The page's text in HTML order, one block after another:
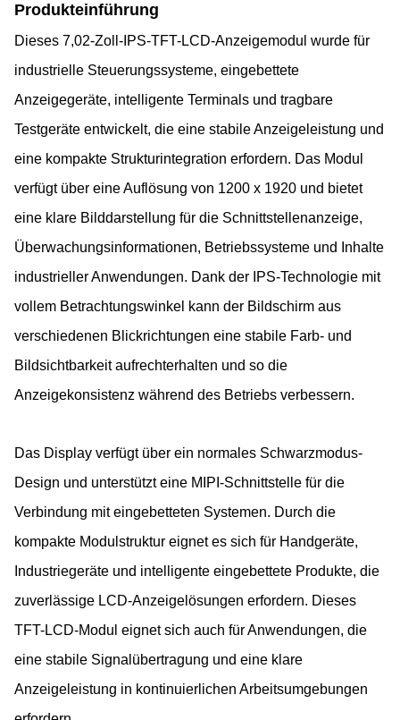
Produkteinführung
Dieses 7,02-Zoll-IPS-TFT-LCD-Anzeigemodul wurde für
industrielle Steuerungssysteme, eingebettete
Anzeigegeräte, intelligente Terminals und tragbare
Testgeräte entwickelt, die eine stabile Anzeigeleistung und
eine kompakte Strukturintegration erfordern. Das Modul
verfügt über eine Auflösung von 1200 x 1920 und bietet
eine klare Bilddarstellung für die Schnittstellenanzeige,
Überwachungsinformationen, Betriebssysteme und Inhalte
industrieller Anwendungen. Dank der IPS-Technologie mit
vollem Betrachtungswinkel kann der Bildschirm aus
verschiedenen Blickrichtungen eine stabile Farb- und
Bildsichtbarkeit aufrechterhalten und so die
Anzeigekonsistenz während des Betriebs verbessern.
Das Display verfügt über ein normales Schwarzmodus-
Design und unterstützt eine MIPI-Schnittstelle für die
Verbindung mit eingebetteten Systemen. Durch die
kompakte Modulstruktur eignet es sich für Handgeräte,
Industriegeräte und intelligente eingebettete Produkte, die
zuverlässige LCD-Anzeigelösungen erfordern. Dieses
TFT-LCD-Modul eignet sich auch für Anwendungen, die
eine stabile Signalübertragung und eine klare
Anzeigeleistung in kontinuierlichen Arbeitsumgebungen